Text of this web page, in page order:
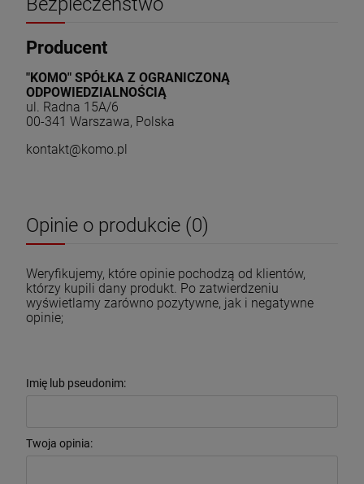
Producent
"KOMO" SPÓŁKA Z OGRANICZONĄ
ODPOWIEDZIALNOŚCIĄ
ul. Radna 15A/6
00-341 Warszawa, Polska
kontakt@komo.pl
Opinie o produkcie (0)
Weryfikujemy, które opinie pochodzą od klientów,
którzy kupili dany produkt. Po zatwierdzeniu
wyświetlamy zarówno pozytywne, jak i negatywne
opinie;
Imię lub pseudonim:
Twoja opinia: